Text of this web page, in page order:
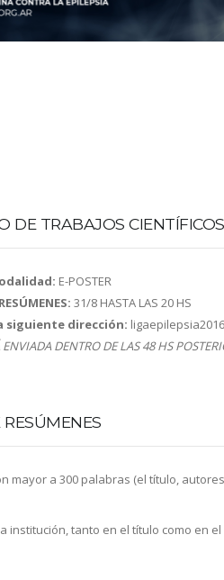
DE TRABAJOS CIENTÍFICOS
E-POSTER
31/8 HASTA LAS 20 HS
siguiente dirección:
DENTRO DE LAS 48 HS
mayor a 300 palabras (el título,
institución, tanto en el título como en